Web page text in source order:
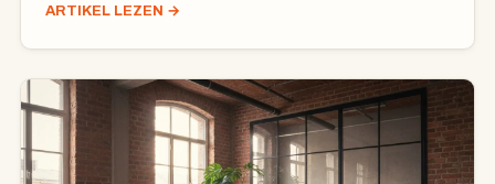
ARTIKEL LEZEN →